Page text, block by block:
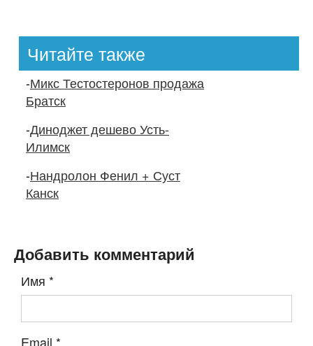
Читайте также
-Микс Тестостеронов продажа
Братск
-Диноджет дешево Усть-
Илимск
-Нандролон Фенил + Суст
Канск
Добавить комментарий
Имя *
Email *